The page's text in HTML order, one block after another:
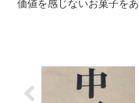
価値を感じないお菓子を